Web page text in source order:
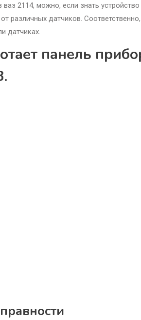
2114, можно, если знать
различных датчиков.
датчиках.
панель